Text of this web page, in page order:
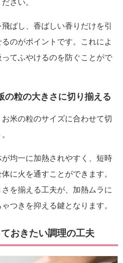
さい。
ばし、香ばしい香りだけを引
のがポイントです。これによ
てふやけるのを防ぐことがで
の粒の大きさに切り揃える
米の粒のサイズに合わせて切
均一に加熱されやすく、短時
に火を通すことができます。
を揃える工夫が、加熱ムラに
つきを抑える鍵となります。
おきたい調理の工夫